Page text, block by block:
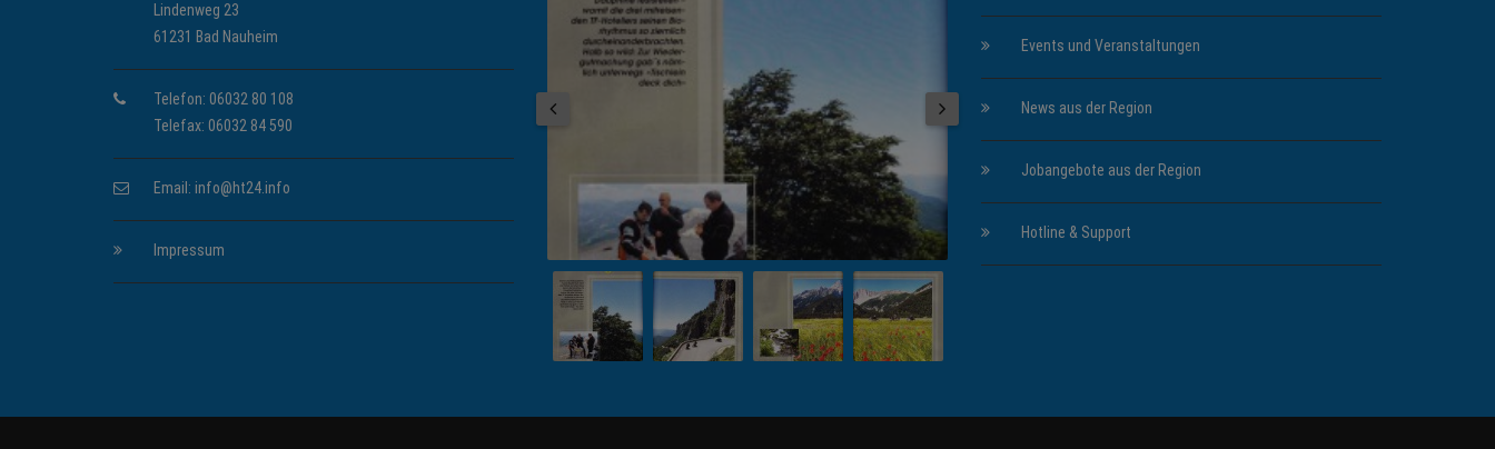
Lindenweg 23
61231 Bad Nauheim
Telefon: 06032 80 108
Telefax: 06032 84 590
Email: info@ht24.info
Impressum
Events und Veranstaltungen
News aus der Region
Jobangebote aus der Region
Hotline & Support